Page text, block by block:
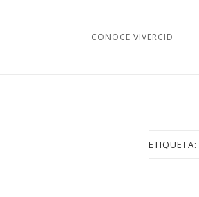
CONOCE VIVERCID
ETIQUETA: